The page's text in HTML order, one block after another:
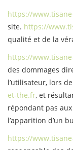
https://
site. https://
qualité et de la
https://
des dommages
l’utilisateur, lors
et-the.fr, et
répondant pas
l’apparition d’un
https://